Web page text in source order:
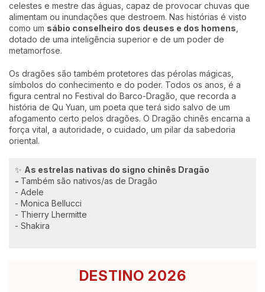
celestes e mestre das águas, capaz de provocar chuvas que
alimentam ou inundações que destroem. Nas histórias é visto
como um sábio conselheiro dos deuses e dos homens
dotado de uma inteligência superior e de um poder de
metamorfose.
Os dragões são também protetores das pérolas mágicas,
símbolos do conhecimento e do poder. Todos os anos, é a
figura central no Festival do Barco-Dragão, que recorda a
história de Qu Yuan, um poeta que terá sido salvo de um
afogamento certo pelos dragões. O Dragão chinês encarna a
força vital, a autoridade, o cuidado, um pilar da sabedoria
oriental.
✨ As estrelas nativas do signo chinês Dragão
- Também são nativos/as de Dragão
- Adele
- Monica Bellucci
- Thierry Lhermitte
- Shakira
DESTINO 2026